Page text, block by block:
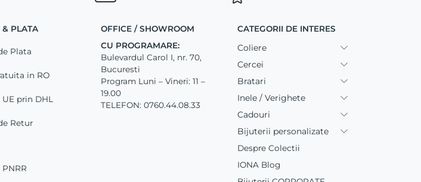
& PLATA
Plata
in RO
prin DHL
Retur
OFFICE / SHOWROOM
CU PROGRAMARE:
Bulevardul Carol I, nr. 70,
Bucuresti
Program Luni – Vineri: 11 –
19.00
TELEFON: 0760.44.08.33
CATEGORII DE INTERES
Coliere
Cercei
Bratari
Inele / Verighete
Cadouri
Bijuterii personalizate
Despre Colectii
IONA Blog